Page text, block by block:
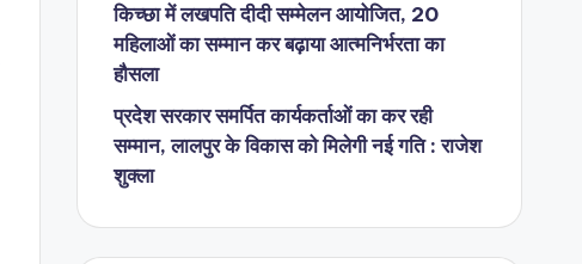
किच्छा में लखपति दीदी सम्मेलन आयोजित, 20
महिलाओं का सम्मान कर बढ़ाया आत्मनिर्भरता का
हौसला
प्रदेश सरकार समर्पित कार्यकर्ताओं का कर रही
सम्मान, लालपुर के विकास को मिलेगी नई गति : राजेश
शुक्ला